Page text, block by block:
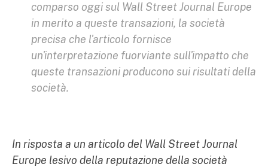
comparso oggi sul Wall Street Journal Europe
in merito a queste transazioni, la società
precisa che l'articolo fornisce
un'interpretazione fuorviante sull'impatto che
queste transazioni producono sui risultati della
società.
In risposta a un articolo del Wall Street Journal
Europe lesivo della reputazione della società